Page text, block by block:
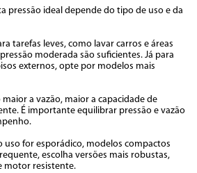
pressão ideal depende do tipo de uso e da
tarefas leves, como lavar carros e áreas
moderada são suficientes. Já para
externos, opte por modelos mais
a vazão, maior a capacidade de
É importante equilibrar pressão e vazão
uso for esporádico, modelos compactos
escolha versões mais robustas,
motor resistente.